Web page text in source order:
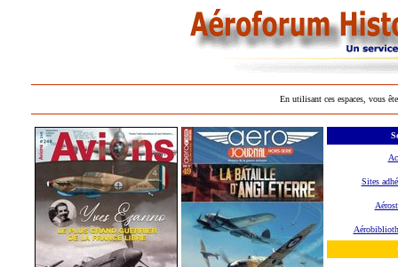
En utilisant ces espaces, vous
Sites